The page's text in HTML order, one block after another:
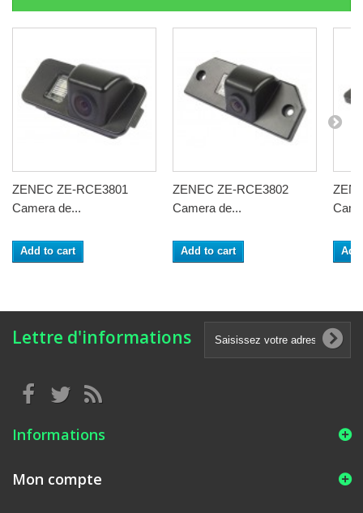
ZENEC ZE-RCE3801
Camera de...
Add to cart
ZENEC ZE-RCE3802
Camera de...
Add to cart
Lettre d'informations
Informations
Mon compte